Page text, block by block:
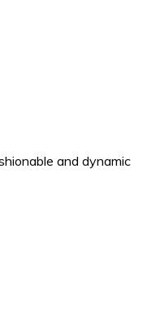
and dynamic